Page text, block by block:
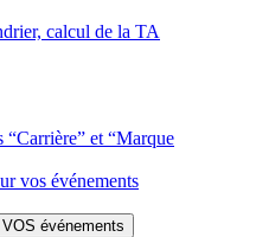
calcul de la TA
“Carrière” et “Marque
vos événements
événements